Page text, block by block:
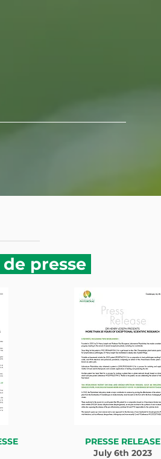
presse
PRESSE RELEASE
July 6th 2023